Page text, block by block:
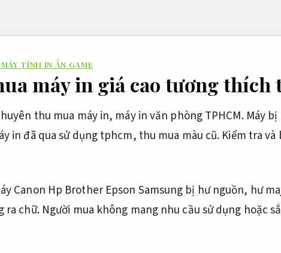
TÍNH IN ẤN GAME
máy in giá cao tương thích
thu mua máy in, máy in văn phòng TPHCM. Máy
in đã qua sử dụng tphcm, thu mua màu cũ. Kiểm tra và
Canon Hp Brother Epson Samsung bị hư nguồn, hư
ra chữ. Người mua không mang nhu cầu sử dụng hoặc